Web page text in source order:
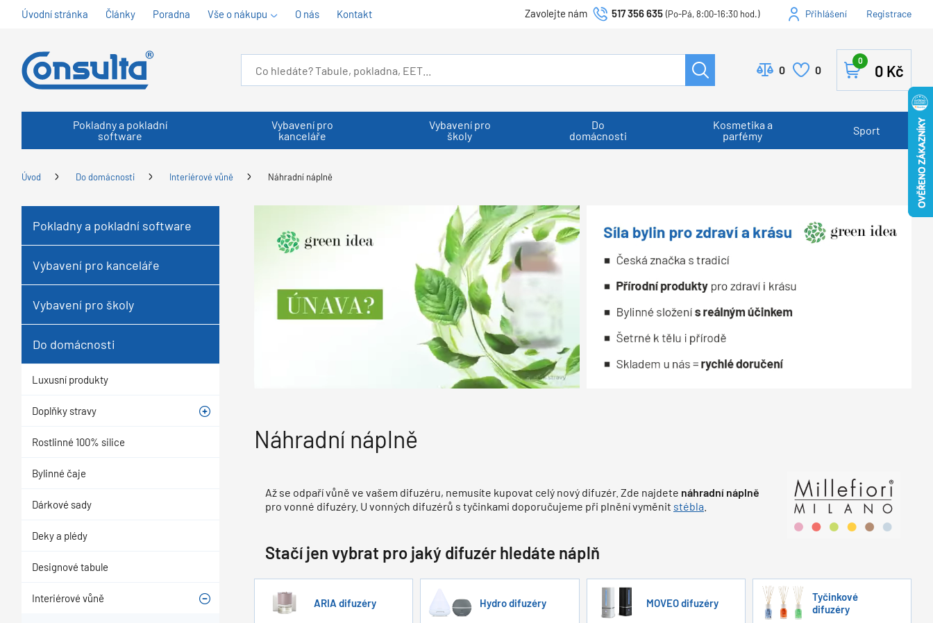
Úvodní stránka Články Poradna Vše o nákupu O nás Kontakt Zavolejte nám 517 356 635 (Po-Pá, 8:00-16:30 hod.) Přihlášení Registrace
0 0 0 Kč
0
Pokladny a pokladní
software
Vybavení pro
kanceláře
Vybavení pro
školy
Do
domácnosti
Kosmetika a
parfémy
Sport
Úvod Do domácnosti Interiérové vůně Náhradní náplně
Pokladny a pokladní software
Vybavení pro kanceláře
Vybavení pro školy
Do domácnosti
Luxusní produkty
Doplňky stravy
Rostlinné 100% silice
Bylinné čaje
Dárkové sady
Deky a plédy
Designové tabule
Interiérové vůně
Náhradní náplně
Až se odpaří vůně ve vašem difuzéru, nemusíte kupovat celý nový difuzér. Zde najdete náhradní náplně
pro vonné difuzéry. U vonných difuzérů s tyčinkami doporučujeme při plnění vyměnit stébla
Stačí jen vybrat pro jaký difuzér hledáte náplň
ARIA difuzéry Hydro difuzéry MOVEO difuzéry
Tyčinkové
difuzéry